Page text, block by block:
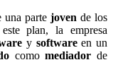
una parte joven de los
plan, la empresa
y softwareen un
comomediador de